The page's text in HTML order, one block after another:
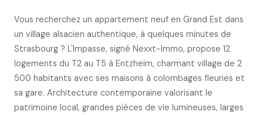
Vous recherchez un appartement neuf en Grand Est dans
un village alsacien authentique, à quelques minutes de
Strasbourg ? L'Impasse, signé Nexxt-Immo, propose 12
logements du T2 au T5 à Entzheim, charmant village de 2
500 habitants avec ses maisons à colombages fleuries et
sa gare. Architecture contemporaine valorisant le
patrimoine local, grandes pièces de vie lumineuses, larges